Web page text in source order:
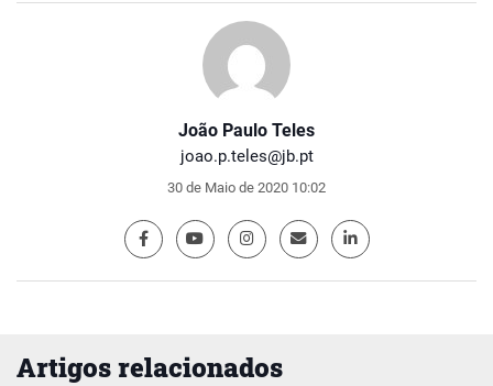
João Paulo Teles
joao.p.teles@jb.pt
30 de Maio de 2020 10:02
Artigos relacionados